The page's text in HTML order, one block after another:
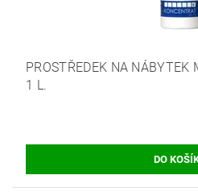
PROSTŘEDEK NA NÁBYTEK
1 L.